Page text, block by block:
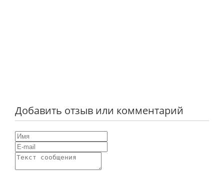
Добавить отзыв или комментарий